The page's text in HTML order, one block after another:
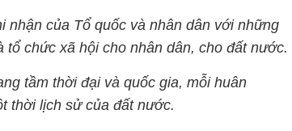
nhận của Tổ quốc và nhân dân với những
tổ chức xã hội cho nhân dân, cho đất nước.
tầm thời đại và quốc gia, mỗi huân
thời lịch sử của đất nước.